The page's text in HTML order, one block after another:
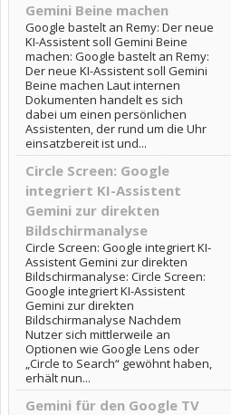
Gemini Beine machen
Google bastelt an Remy: Der neue
KI-Assistent soll Gemini Beine
machen: Google bastelt an Remy:
Der neue KI-Assistent soll Gemini
Beine machen Laut internen
Dokumenten handelt es sich
dabei um einen persönlichen
Assistenten, der rund um die Uhr
einsatzbereit ist und...
Circle Screen: Google
integriert KI-Assistent
Gemini zur direkten
Bildschirmanalyse
Circle Screen: Google integriert KI-
Assistent Gemini zur direkten
Bildschirmanalyse: Circle Screen:
Google integriert KI-Assistent
Gemini zur direkten
Bildschirmanalyse Nachdem
Nutzer sich mittlerweile an
Optionen wie Google Lens oder
„Circle to Search“ gewöhnt haben,
erhält nun...
Gemini für den Google TV